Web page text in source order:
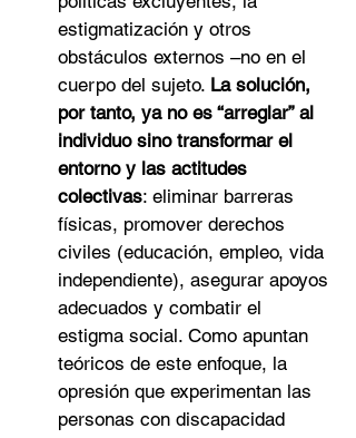
estigmatización y otros
obstáculos externos –no en el
cuerpo del sujeto. La solución,
por tanto, ya no es “arreglar” al
individuo sino transformar el
entorno y las actitudes
colectivas: eliminar barreras
físicas, promover derechos
civiles (educación, empleo, vida
independiente), asegurar apoyos
adecuados y combatir el
estigma social. Como apuntan
teóricos de este enfoque, la
opresión que experimentan las
personas con discapacidad